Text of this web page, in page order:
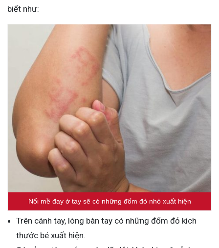
biết như:
Nổi mề đay ở tay sẽ có những đốm đỏ nhỏ xuất hiện
Trên cánh tay, lòng bàn tay có những đốm đỏ kích
thước bé xuất hiện.